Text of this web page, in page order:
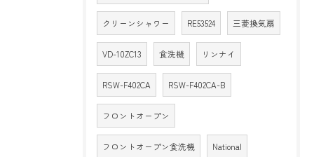
クリーンシャワー RE53524 三菱換気扇
VD-10ZC13 食洗機 リンナイ
RSW-F402CA RSW-F402CA-B
フロントオープン
フロントオープン食洗機 National